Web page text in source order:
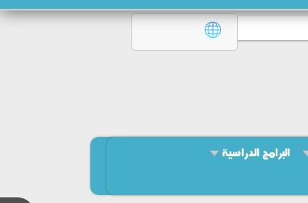
البرامج الدراسية